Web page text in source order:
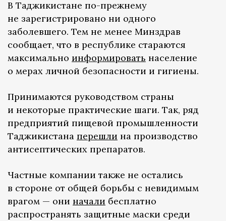
В Таджикистане по-прежнему
не зарегистрировано ни одного
заболевшего. Тем не менее Минздрав
сообщает, что в республике стараются
максимально информировать население
о мерах личной безопасности и гигиены.
Принимаются руководством страны
и некоторые практические шаги. Так, ряд
предприятий пищевой промышленности
Таджикистана перешли на производство
антисептических препаратов.
Частные компании также не остались
в стороне от общей борьбы с невидимым
врагом — они начали бесплатно
распространять защитные маски среди